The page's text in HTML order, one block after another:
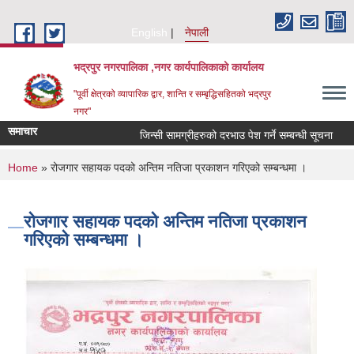
English
नेपाली
भद्रपुर नगरपालिका ,नगर कार्यपालिकाको कार्यालय
"पूर्वी क्षेत्रको व्यापारिक द्वार, शान्ति र सम्बृद्धिसहितको भद्रपुर
नगर"
समाचार जिन्सी सामग्रीहरुको दरभाउ पेश गर्ने सम्बन्धी सूचना
You are here
Home » रोजगार सहायक पदको अन्तिम नतिजा प्रकाशन गरिएको सम्बन्धमा ।
रोजगार सहायक पदको अन्तिम नतिजा प्रकाशन
गरिएको सम्बन्धमा ।